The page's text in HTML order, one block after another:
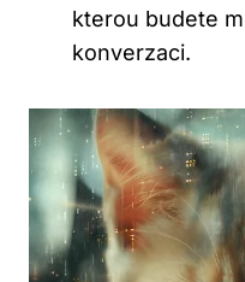
kterou budete
konverzaci.